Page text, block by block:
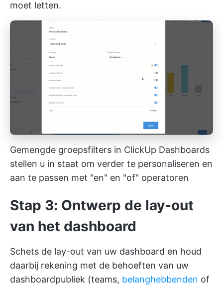
moet letten.
Gemengde groepsfilters in ClickUp Dashboards
stellen u in staat om verder te personaliseren en
aan te passen met "en" en "of" operatoren
Stap 3: Ontwerp de lay-out
van het dashboard
Schets de lay-out van uw dashboard en houd
daarbij rekening met de behoeften van uw
dashboardpubliek (teams, belanghebbenden of